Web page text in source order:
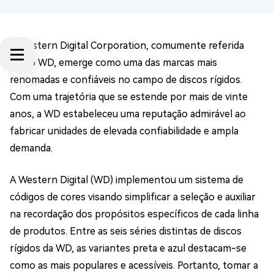
A Western Digital Corporation, comumente referida
como WD, emerge como uma das marcas mais
renomadas e confiáveis no campo de discos rígidos.
Com uma trajetória que se estende por mais de vinte
anos, a WD estabeleceu uma reputação admirável ao
fabricar unidades de elevada confiabilidade e ampla
demanda.
A Western Digital (WD) implementou um sistema de
códigos de cores visando simplificar a seleção e auxiliar
na recordação dos propósitos específicos de cada linha
de produtos. Entre as seis séries distintas de discos
rígidos da WD, as variantes preta e azul destacam-se
como as mais populares e acessíveis. Portanto, tomar a